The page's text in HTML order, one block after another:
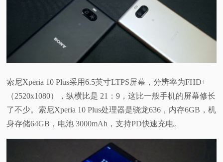
索尼Xperia 10 Plus采用6.5英寸LTPS屏幕，分辨率为FHD+
（2520x1080），纵横比是 21：9，这比一般手机的屏幕修长
了不少。索尼Xperia 10 Plus处理器是骁龙636，内存6GB，机
身存储64GB，电池 3000mAh，支持PD快速充电。